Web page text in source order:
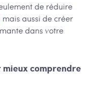
de réduire
mais aussi de créer
dans votre
mieux comprendre